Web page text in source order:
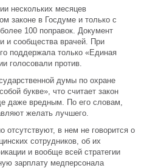
нескольких месяцев
законе в Госдуме и только с
100 поправок. Документ
и сообщества врачей. При
поддержала только «Единая
голосовали против.
думы по охране
букве», что считает закон
даже вредным. По его словам,
желать лучшего.
в нем не говорится о
сотрудников, об их
и вообще всей стратегии
зарплату медперсонала